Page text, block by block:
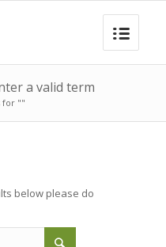
a valid term
for ""
below please do